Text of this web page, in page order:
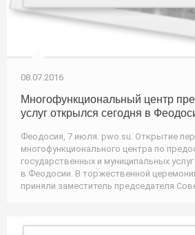
08.07.2016
Многофункциональный центр
услуг открылся сегодня в
Феодосия, 7 июля. pwo.su. Открытие
многофункционального центра по
государственных и муниципальных
в Феодосии. В торжественной
приняли заместитель председателя